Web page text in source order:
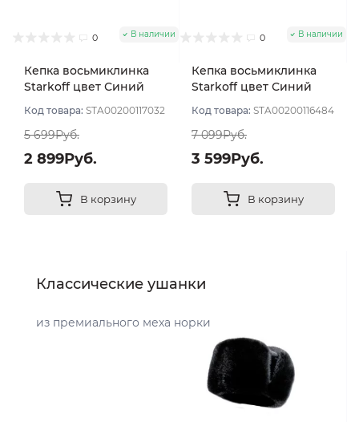
0 В наличии
Кепка восьмиклинка
Starkoff цвет Синий
Код товара: STA00200117032
5 699Руб.
2 899Руб.
В корзину
0 В наличии
Кепка восьмиклинка
Starkoff цвет Синий
размер 56
Код товара: STA00200116484
7 099Руб.
3 599Руб.
В корзину
Классические ушанки
из премиального меха норки